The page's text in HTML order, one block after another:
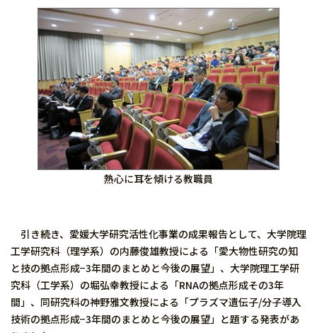
熱心に耳を傾ける教職員
引き続き、愛媛大学研究活性化事業の成果報告として、大学院理
工学研究科（理学系）の内藤俊雄教授による「愛大物性研究の知
と技の拠点形成−3年間のまとめと今後の展望」、大学院理工学研
究科（工学系）の堀弘幸教授による「RNAの拠点形成その3年
間」、同研究科の神野雅文教授による「プラズマ遺伝子/分子導入
技術の拠点形成−3年間のまとめと今後の展望」と題する発表があ